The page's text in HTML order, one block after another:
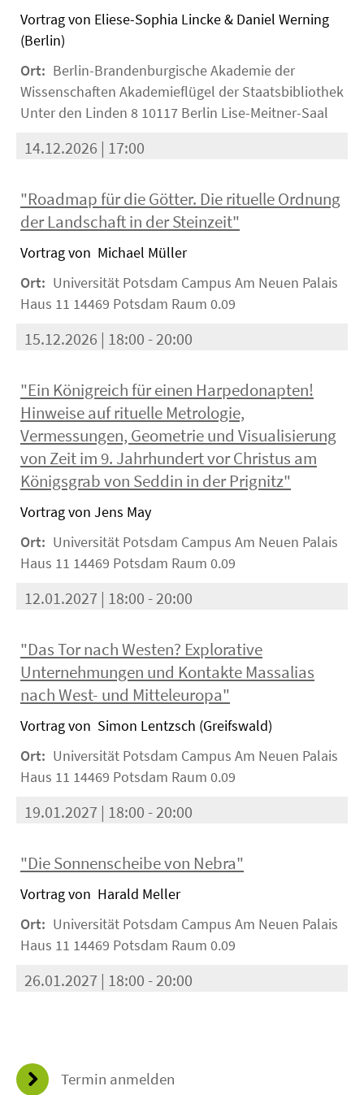
Vortrag von Eliese-Sophia Lincke & Daniel Werning
(Berlin)
Ort: Berlin-Brandenburgische Akademie der
Wissenschaften Akademieflügel der Staatsbibliothek
Unter den Linden 8 10117 Berlin Lise-Meitner-Saal
14.12.2026 | 17:00
"Roadmap für die Götter. Die rituelle Ordnung
der Landschaft in der Steinzeit"
Vortrag von Michael Müller
Ort: Universität Potsdam Campus Am Neuen Palais
Haus 11 14469 Potsdam Raum 0.09
15.12.2026 | 18:00 - 20:00
"Ein Königreich für einen Harpedonapten!
Hinweise auf rituelle Metrologie,
Vermessungen, Geometrie und Visualisierung
von Zeit im 9. Jahrhundert vor Christus am
Königsgrab von Seddin in der Prignitz"
Vortrag von Jens May
Ort: Universität Potsdam Campus Am Neuen Palais
Haus 11 14469 Potsdam Raum 0.09
12.01.2027 | 18:00 - 20:00
"Das Tor nach Westen? Explorative
Unternehmungen und Kontakte Massalias
nach West- und Mitteleuropa"
Vortrag von Simon Lentzsch (Greifswald)
Ort: Universität Potsdam Campus Am Neuen Palais
Haus 11 14469 Potsdam Raum 0.09
19.01.2027 | 18:00 - 20:00
"Die Sonnenscheibe von Nebra"
Vortrag von Harald Meller
Ort: Universität Potsdam Campus Am Neuen Palais
Haus 11 14469 Potsdam Raum 0.09
26.01.2027 | 18:00 - 20:00
Termin anmelden